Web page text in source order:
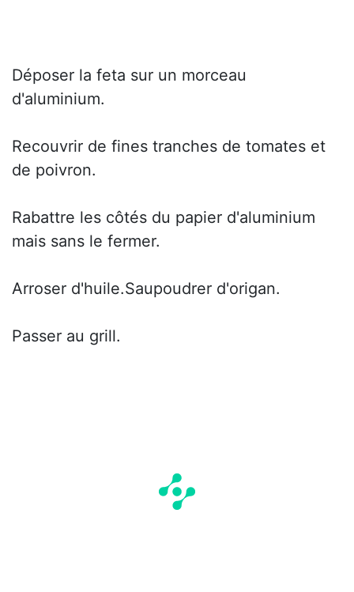
Déposer la feta sur un morceau
d'aluminium.
Recouvrir de fines tranches de tomates et
de poivron.
Rabattre les côtés du papier d'aluminium
mais sans le fermer.
Arroser d'huile.Saupoudrer d'origan.
Passer au grill.